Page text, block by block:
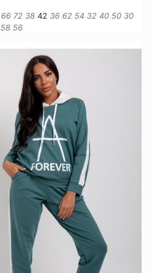
66 72 38 42 36 62 54 32 40 50 30
58 56